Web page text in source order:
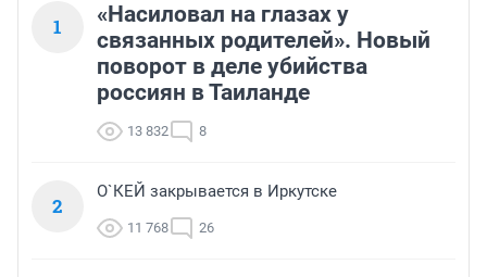
1
«Насиловал на глазах у
связанных родителей». Новый
поворот в деле убийства
россиян в Таиланде
13 832 8
2
О`КЕЙ закрывается в Иркутске
11 768 26